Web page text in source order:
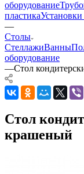
оборудование
пластика
—
Столы
СтеллажиВанны
оборудование
—Стол
Стол
крашеный